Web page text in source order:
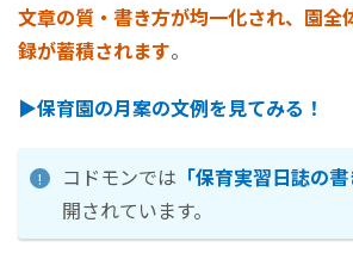
文章の質・書き方が均一化され、園全
録が蓄積されます。
▶保育園の月案の文例を見てみる！
コドモンでは 「保育実習日誌の書
開されています。